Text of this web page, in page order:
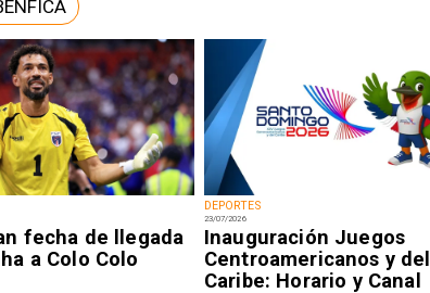
fecha de llegada
a Colo Colo
DEPORTES
23/07/2026
Inauguración Juegos
Centroamericanos y del
Caribe: Horario y Canal